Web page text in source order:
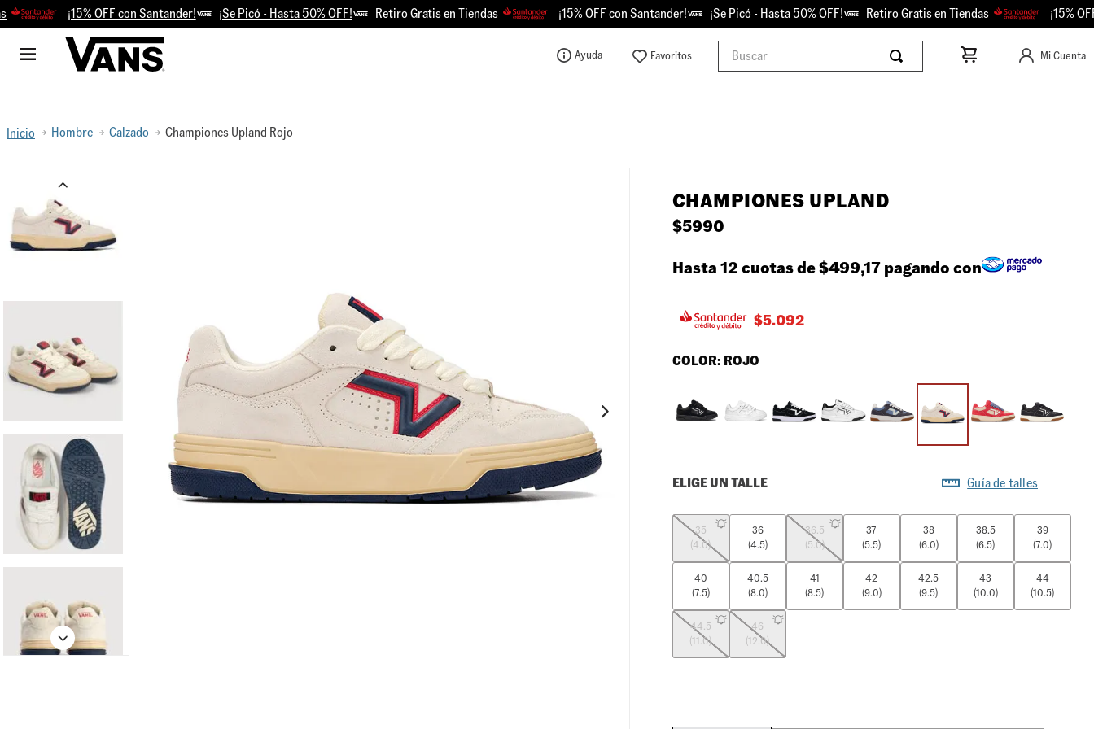
¡15% OFF con Santander! ¡Se Picó - Hasta 50% OFF! Retiro Gratis en Tiendas ¡15% OFF con Santander! ¡Se Picó - Hasta 50% OFF! Retiro Gratis en Tiendas ¡15% OFF
Ayuda Buscar
Mi Cuenta
Hombre Calzado Championes Upland Rojo
CHAMPIONES UPLAND
$5990
Hasta 12 cuotas de$499,17pagando con
$5.092
COLOR: ROJO
ELIGE UN TALLE Guía de talles
35
(4.0)
36
(4.5)
36.5
(5.0)
37
(5.5)
38
(6.0)
38.5
(6.5)
39
(7.0)
40
(7.5)
40.5
(8.0)
41
(8.5)
42
(9.0)
42.5
(9.5)
43
(10.0)
44
(10.5)
44.5
(11.0)
46
(12.0)
9.
vans hylane
10
loafers